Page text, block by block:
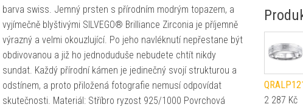
barva swiss. Jemný prsten s přírodním modrým topazem, a
vyjímečně blyštivými SILVEGO® Brilliance Zirconia je příjemně
výrazný a velmi okouzlující. Po jeho navléknutí nepřestane být
obdivovanou a již ho jednoduduše nebudete chtít nikdy
sundat. Každý přírodní kámen je jedinečný svojí strukturou a
odstínem, a proto přiložená fotografie nemusí odpovídat
skutečnosti. Materiál: Stříbro ryzost 925/1000 Povrchová
2 287 Kč